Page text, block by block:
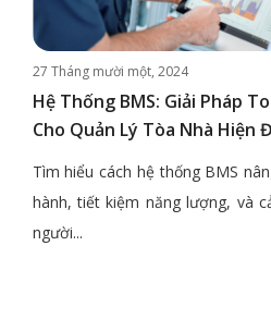
27 Tháng mười một, 2024
Hệ Thống BMS: Giải Pháp
Cho Quản Lý Tòa Nhà Hiện
Tìm hiểu cách hệ thống BMS
hành, tiết kiệm năng lượng, và
người...